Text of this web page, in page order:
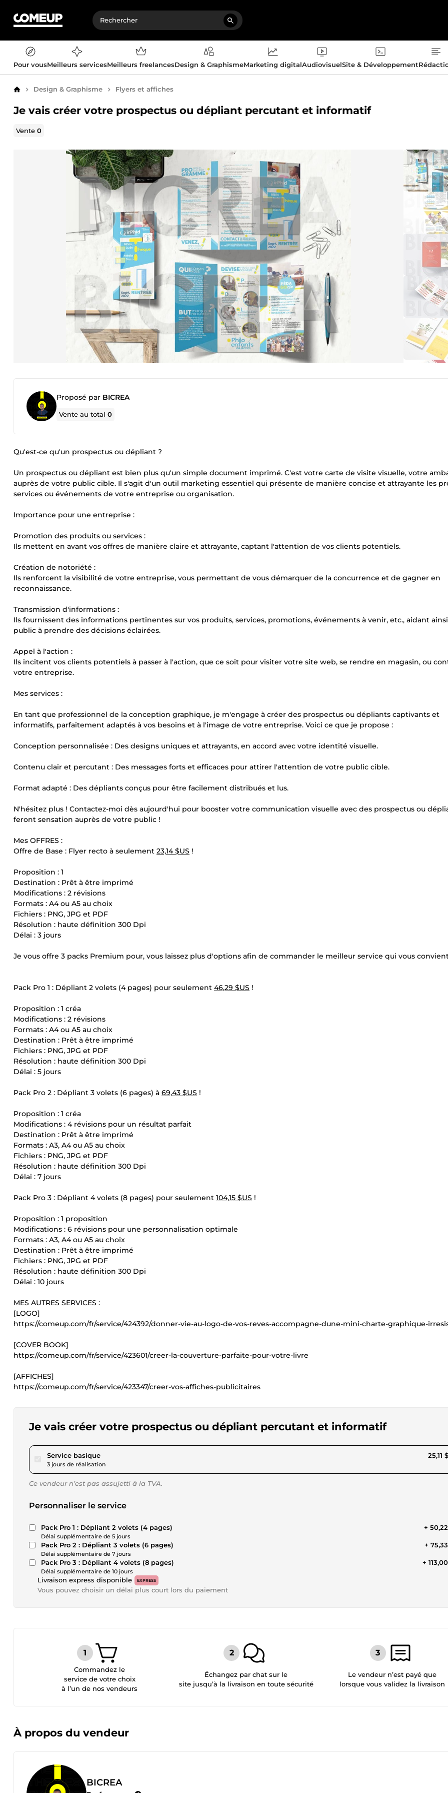
Pour vousMeilleurs servicesMeilleurs freelancesDesign & GraphismeMarketing digitalAudiovisuelSite & Développement
AccueilDesign & Graphisme Flyers et affiches
Je vais créer votre prospectus ou dépliant percutant et informatif
Vente0
Proposé par BICREA
Vente au total0
Qu'est-ce qu'un prospectus ou dépliant ?
Un prospectus ou dépliant est bien plus qu'un simple document imprimé. C'est votre carte de visite visuelle, votre
auprès de votre public cible. Il s'agit d'un outil marketing essentiel qui présente de manière concise et attrayante les
services ou événements de votre entreprise ou organisation.
Importance pour une entreprise :
Promotion des produits ou services :
Ils mettent en avant vos offres de manière claire et attrayante, captant l'attention de vos clients potentiels.
Création de notoriété :
Ils renforcent la visibilité de votre entreprise, vous permettant de vous démarquer de la concurrence et de gagner en
reconnaissance.
Transmission d'informations :
Ils fournissent des informations pertinentes sur vos produits, services, promotions, événements à venir, etc., aidant
public à prendre des décisions éclairées.
Appel à l'action :
Ils incitent vos clients potentiels à passer à l'action, que ce soit pour visiter votre site web, se rendre en magasin, ou
votre entreprise.
Mes services :
En tant que professionnel de la conception graphique, je m'engage à créer des prospectus ou dépliants captivants et
informatifs, parfaitement adaptés à vos besoins et à l'image de votre entreprise. Voici ce que je propose :
Conception personnalisée : Des designs uniques et attrayants, en accord avec votre identité visuelle.
Contenu clair et percutant : Des messages forts et efficaces pour attirer l'attention de votre public cible.
Format adapté : Des dépliants conçus pour être facilement distribués et lus.
N'hésitez plus ! Contactez-moi dès aujourd'hui pour booster votre communication visuelle avec des prospectus ou
feront sensation auprès de votre public !
Mes OFFRES :
Offre de Base : Flyer recto à seulement 23,14 $US !
Proposition : 1
Destination : Prêt à être imprimé
Modifications : 2 révisions
Formats : A4 ou A5 au choix
Fichiers : PNG, JPG et PDF
Résolution : haute définition 300 Dpi
Délai : 3 jours
Je vous offre 3 packs Premium pour, vous laissez plus d'options afin de commander le meilleur service qui vous
Pack Pro 1 : Dépliant 2 volets (4 pages) pour seulement 46,29 $US !
Proposition : 1 créa
Modifications : 2 révisions
Formats : A4 ou A5 au choix
Destination : Prêt à être imprimé
Fichiers : PNG, JPG et PDF
Résolution : haute définition 300 Dpi
Délai : 5 jours
Pack Pro 2 : Dépliant 3 volets (6 pages) à 69,43 $US !
Proposition : 1 créa
Modifications : 4 révisions pour un résultat parfait
Destination : Prêt à être imprimé
Formats : A3, A4 ou A5 au choix
Fichiers : PNG, JPG et PDF
Résolution : haute définition 300 Dpi
Délai : 7 jours
Pack Pro 3 : Dépliant 4 volets (8 pages) pour seulement 104,15 $US !
Proposition : 1 proposition
Modifications : 6 révisions pour une personnalisation optimale
Formats : A3, A4 ou A5 au choix
Destination : Prêt à être imprimé
Fichiers : PNG, JPG et PDF
Résolution : haute définition 300 Dpi
Délai : 10 jours
MES AUTRES SERVICES :
[LOGO]
https://comeup.com/fr/service/424392/donner-vie-au-logo-de-vos-reves-accompagne-dune-mini-charte-graphique-
[COVER BOOK]
https://comeup.com/fr/service/423601/creer-la-couverture-parfaite-pour-votre-livre
[AFFICHES]
https://comeup.com/fr/service/423347/creer-vos-affiches-publicitaires
Je vais créer votre prospectus ou dépliant percutant et informatif
Service basiquepour 23,14 $US
3 jours de réalisation
25,11
Ce vendeur n’est pas assujetti à la TVA.
Personnaliser le service
Pack Pro 1 : Dépliant 2 volets (4 pages)
Délai supplémentaire de 5 jours
+
Pack Pro 2 : Dépliant 3 volets (6 pages)
Délai supplémentaire de 7 jours
+
Pack Pro 3 : Dépliant 4 volets (8 pages)
Délai supplémentaire de 10 jours
+
Livraison express disponible EXPRESS
Vous pouvez choisir un délai plus court lors du paiement
Commandez le
service de votre choix
à l’un de nos vendeurs
Échangez par chat sur le
site jusqu’à la livraison en toute sécurité
Le vendeur n’est payé que
lorsque vous validez la livraison
À propos du vendeur
BICREA